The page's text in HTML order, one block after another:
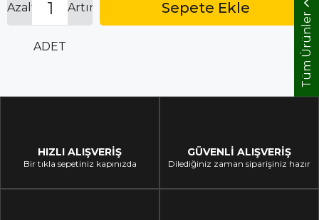
Tüm Ürünler
ADET
Artır
Azalt
HIZLI ALIŞVERİŞ
Bir tıkla sepetiniz kapınızda
GÜVENLİ ALIŞVERİŞ
Dilediğiniz zaman siparişiniz hazır